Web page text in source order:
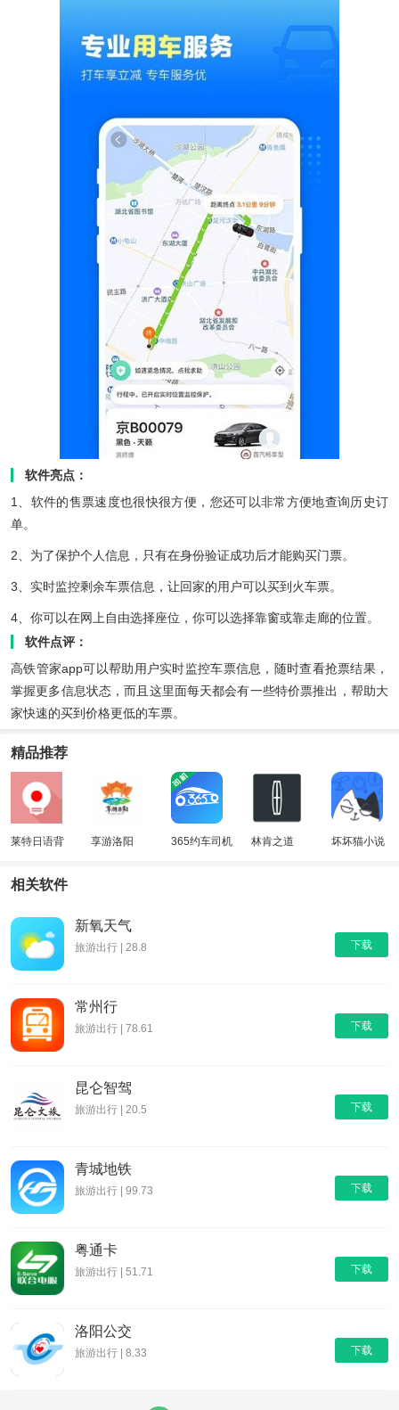
软件亮点：
1、软件的售票速度也很快很方便，您还可以非常方便地查询历史订
单。
2、为了保护个人信息，只有在身份验证成功后才能购买门票。
3、实时监控剩余车票信息，让回家的用户可以买到火车票。
4、你可以在网上自由选择座位，你可以选择靠窗或靠走廊的位置。
软件点评：
高铁管家app可以帮助用户实时监控车票信息，随时查看抢票结果，
掌握更多信息状态，而且这里面每天都会有一些特价票推出，帮助大
家快速的买到价格更低的车票。
精品推荐
莱特日语背
享游洛阳
365约车司机
林肯之道 坏坏猫小说
相关软件
下载
新氧天气
旅游出行 | 28.8
下载
常州行
旅游出行 | 78.61
下载
昆仑智驾
旅游出行 | 20.5
下载
青城地铁
旅游出行 | 99.73
下载
粤通卡
旅游出行 | 51.71
下载
洛阳公交
旅游出行 | 8.33